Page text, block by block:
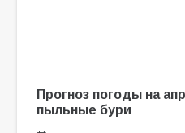
Прогноз погоды на
пыльные бури